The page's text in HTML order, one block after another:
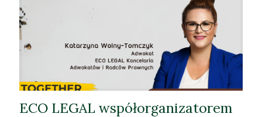
ECO LEGAL współorganizatorem